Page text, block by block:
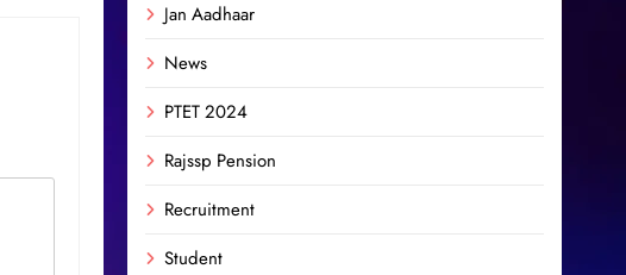
Jan Aadhaar
News
PTET 2024
Rajssp Pension
Recruitment
Student